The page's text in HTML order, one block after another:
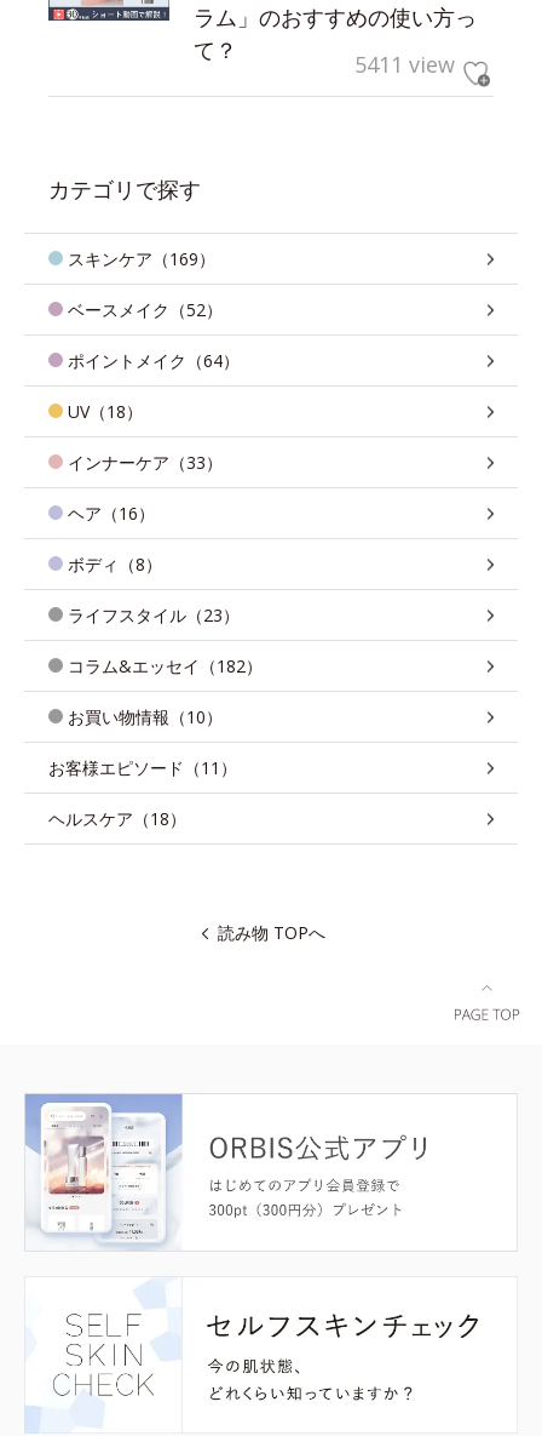
ラム」のおすすめの使い方っ
て？
5411 view
カテゴリで探す
スキンケア（169）
ベースメイク（52）
ポイントメイク（64）
UV（18）
インナーケア（33）
ヘア（16）
ボディ（8）
ライフスタイル（23）
コラム&エッセイ（182）
お買い物情報（10）
お客様エピソード（11）
ヘルスケア（18）
読み物 TOPへ